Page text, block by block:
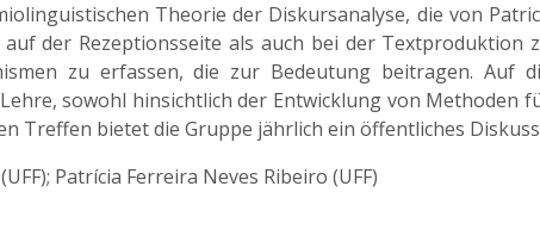
Theorie der Diskursanalyse, die von
der Rezeptionsseite als auch bei der
zu erfassen, die zur Bedeutung beitragen. Auf
sowohl hinsichtlich der Entwicklung von Methoden
Treffen bietet die Gruppe jährlich ein öffentliches
Patrícia Ferreira Neves Ribeiro (UFF)